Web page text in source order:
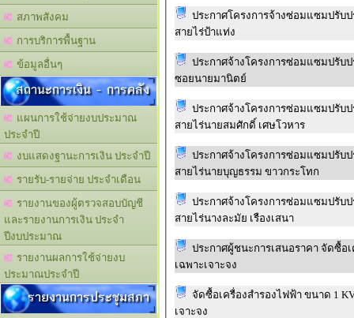
สภาพสังคม
การบริการพื้นฐาน
ข้อมูลอื่นๆ
สถานะการเงิน - การคลัง
แผนการใช้จ่ายงบประมาณ
ประจำปี
งบแสดงฐานะการเงิน ประจำปี
รายรับ-รายจ่าย ประจำเดือน
รายงานของผู้ตรวจสอบบัญชี
และรายงานการเงิน ประจำ
ปีงบประมาณ
รายงานผลการใช้จ่ายงบ
ประมาณประจำปี
รายงานการประชุมสภา
ประกาศโครงการจ้างซ่อมแซมปรั
สายไร่ป้าแท่ง
ประกาศจ้างโครงการซ่อมแซมปรั
ซอยนายมานิตย์
ประกาศจ้างโครงการซ่อมแซมปรั
สายไร่นายสมศักดิ์ เศษโวหาร
ประกาศจ้างโครงการซ่อมแซมปรั
สายไร่นายบุญธรรม ขาวกระโทก
ประกาศจ้างโครงการซ่อมแซมปรั
สายไร่นางละมัย เรืองเสนา
ประกาศผู้ชนะการเสนอราคา จัดซื้อ
เฉพาะเจาะจง
จัดซื้อเครื่องสำรองไฟฟ้า ขนาด 1
เจาะจง